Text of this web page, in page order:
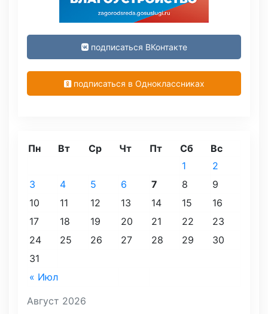
подписаться ВКонтакте
подписаться в Одноклассниках
Август 2026
Пн Вт Ср Чт Пт Сб Вс
« Июл
1
2
3
4 5 6 7 8
9
10
11 12 13 14 15
16
17
18 19 20 21 22
23
24
25 26 27 28 29
30
31